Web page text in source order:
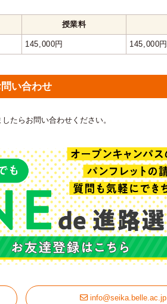
授業料
145,000円 145,000円
い合わせ
たらお問い合わせください。
info@seika.belle.ac.jp